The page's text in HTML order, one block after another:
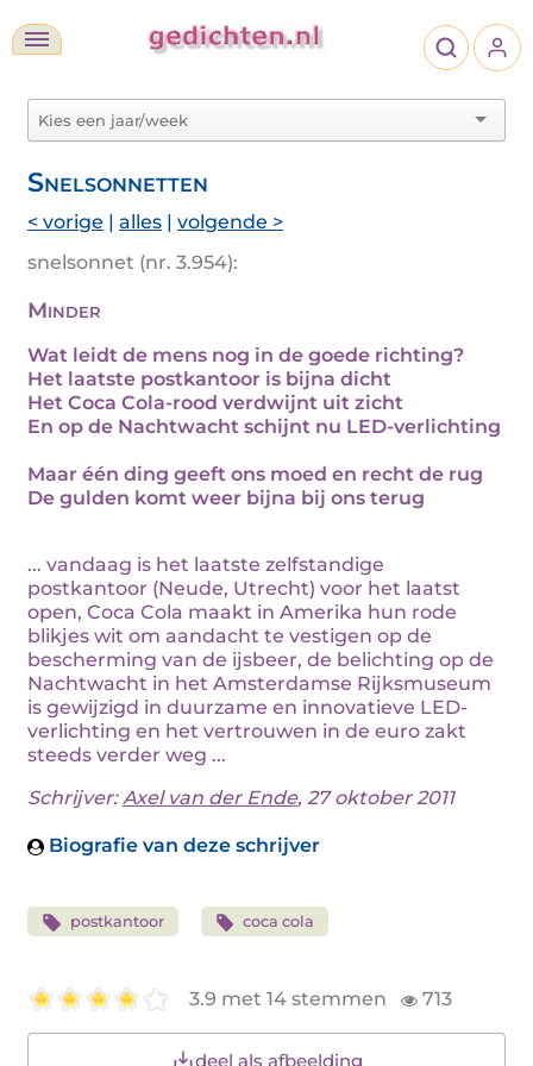
Snelsonnetten
< vorige | alles | volgende >
snelsonnet (nr. 3.954):
Minder
Wat leidt de mens nog in de goede richting?
Het laatste postkantoor is bijna dicht
Het Coca Cola-rood verdwijnt uit zicht
En op de Nachtwacht schijnt nu LED-verlichting
Maar één ding geeft ons moed en recht de rug
De gulden komt weer bijna bij ons terug
... vandaag is het laatste zelfstandige
postkantoor (Neude, Utrecht) voor het laatst
open, Coca Cola maakt in Amerika hun rode
blikjes wit om aandacht te vestigen op de
bescherming van de ijsbeer, de belichting op de
Nachtwacht in het Amsterdamse Rijksmuseum
is gewijzigd in duurzame en innovatieve LED-
verlichting en het vertrouwen in de euro zakt
steeds verder weg ...
Schrijver:Axel van der Ende, 27 oktober 2011
Biografie van deze schrijver
postkantoor coca cola
3.9 met 14 stemmen 713
deel als afbeelding